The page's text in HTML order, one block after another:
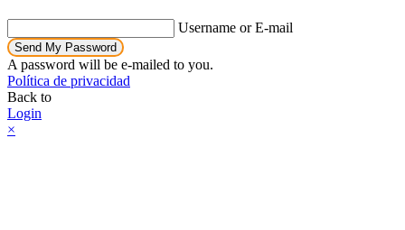
Username or E-mail
Send My Password
A password will be e-mailed to you.
Política de privacidad
Back to
Login
×